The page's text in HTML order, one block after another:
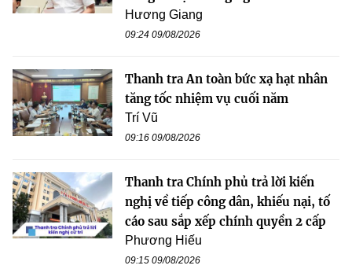
Hương Giang
09:24 09/08/2026
Thanh tra An toàn bức xạ hạt nhân
tăng tốc nhiệm vụ cuối năm
Trí Vũ
09:16 09/08/2026
Thanh tra Chính phủ trả lời kiến
nghị về tiếp công dân, khiếu nại, tố
cáo sau sắp xếp chính quyền 2 cấp
Phương Hiếu
09:15 09/08/2026